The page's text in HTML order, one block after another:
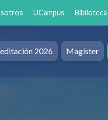
UCampus Biblioteca
2026 Magíster